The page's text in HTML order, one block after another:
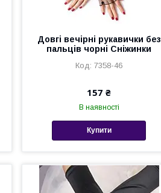
Довгі вечірні рукавички без
пальців чорні Сніжинки
7358-46
157 ₴
В наявності
Купити